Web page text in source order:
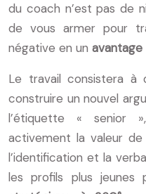
du coach n’est pas de
de vous armer pour
négative en un
Le travail consistera à
construire un nouvel
l’étiquette « senior
activement la valeur de
l’identification et la
les profils plus jeunes